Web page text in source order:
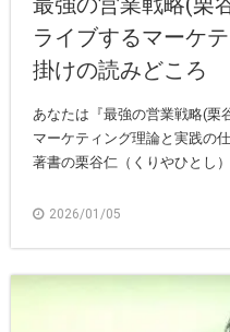
ライブするマーケ
掛けの読みどころ
あなたは『最強の営業戦略(栗
マーケティング理論と実践の
著書の栗谷仁（くりやひとし
2026/01/05